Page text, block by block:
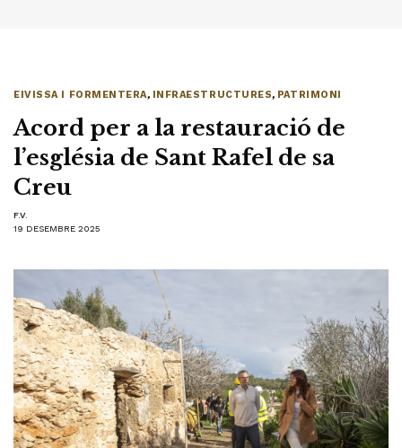
EIVISSA I FORMENTERA, INFRAESTRUCTURES, PATRIMONI
Acord per a la restauració de
l’església de Sant Rafel de sa
Creu
F.V.
19 DESEMBRE 2025